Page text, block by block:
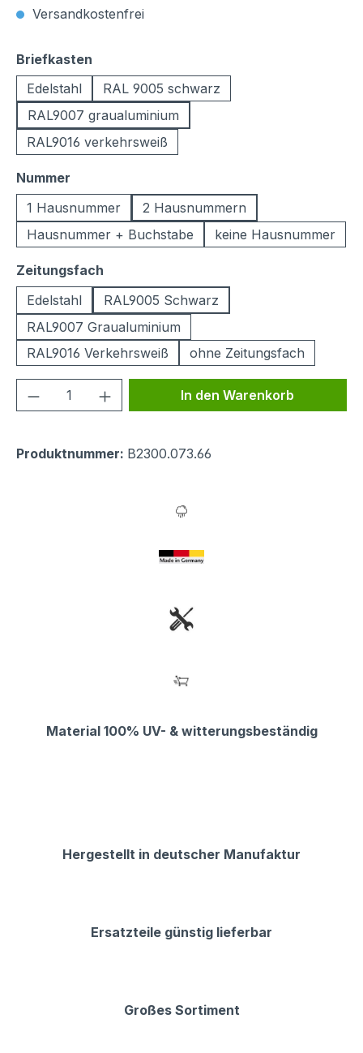
Versandkostenfrei
Briefkasten
Edelstahl
RAL 9005 schwarz
RAL9007 graualuminium
RAL9016 verkehrsweiß
Nummer
1 Hausnummer
2 Hausnummern
Hausnummer + Buchstabe
keine Hausnummer
Zeitungsfach
Edelstahl
RAL9005 Schwarz
RAL9007 Graualuminium
RAL9016 Verkehrsweiß
ohne Zeitungsfach
Produkt Anzahl: Gib denIn den Warenkorb
Produktnummer: B2300.073.66
Material 100% UV- & witterungsbeständig
Hergestellt in deutscher Manufaktur
Ersatzteile günstig lieferbar
Großes Sortiment